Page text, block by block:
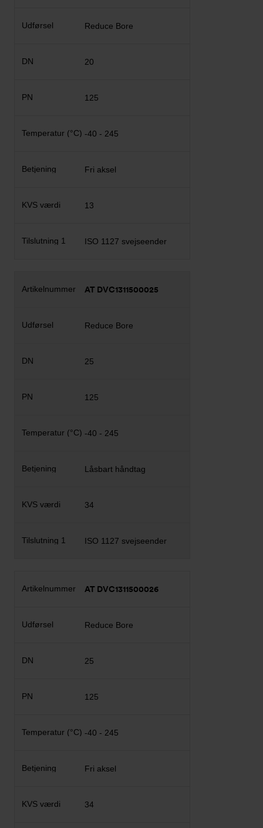
Reduce Bore
20
125
-40 - 245
Fri aksel
13
ISO 1127 svejseender
AT DVC1311500025
Reduce Bore
25
125
-40 - 245
Låsbart håndtag
34
ISO 1127 svejseender
AT DVC1311500026
Reduce Bore
25
125
-40 - 245
Fri aksel
34